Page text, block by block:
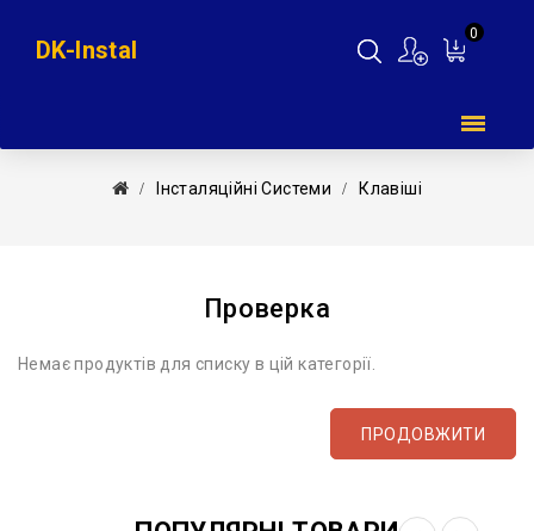
0
DK-Instal
Інсталяційні Системи Клавіші
Проверка
Немає продуктів для списку в цій категорії.
ПРОДОВЖИТИ